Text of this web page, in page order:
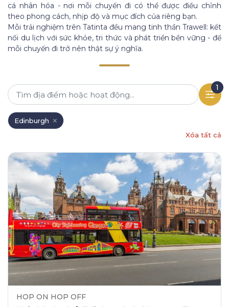
cá nhân hóa - nơi mỗi chuyến đi có thể được điều chỉnh
theo phong cách, nhịp độ và mục đích của riêng bạn.
Mỗi trải nghiệm trên Tatinta đều mang tinh thần Trawell: kết
nối du lịch với sức khỏe, tri thức và phát triển bền vững - để
mỗi chuyến đi trở nên thật sự ý nghĩa.
1
Edinburgh
Xóa tất cả
HOP ON HOP OFF